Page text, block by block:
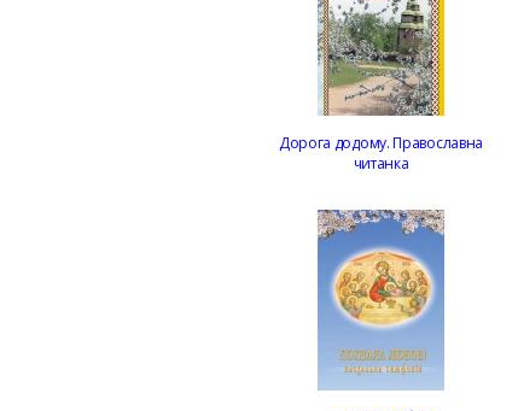
Дорога додому. Православна
читанка